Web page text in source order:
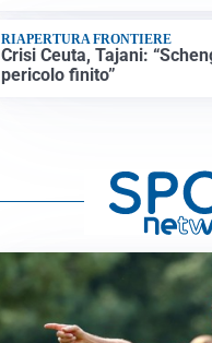
RIAPERTURA FRONTIERE
Crisi Ceuta, Tajani:
pericolo finito”